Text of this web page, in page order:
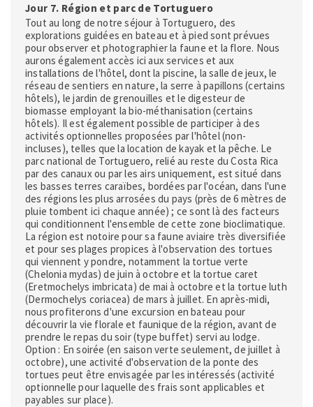
Jour 7. Région et parc de Tortuguero
Tout au long de notre séjour à Tortuguero, des
explorations guidées en bateau et à pied sont prévues
pour observer et photographier la faune et la flore. Nous
aurons également accès ici aux services et aux
installations de l'hôtel, dont la piscine, la salle de jeux, le
réseau de sentiers en nature, la serre à papillons (certains
hôtels), le jardin de grenouilles et le digesteur de
biomasse employant la bio-méthanisation (certains
hôtels). Il est également possible de participer à des
activités optionnelles proposées par l'hôtel (non-
incluses), telles que la location de kayak et la pêche. Le
parc national de Tortuguero, relié au reste du Costa Rica
par des canaux ou par les airs uniquement, est situé dans
les basses terres caraïbes, bordées par l'océan, dans l'une
des régions les plus arrosées du pays (près de 6 mètres de
pluie tombent ici chaque année) ; ce sont là des facteurs
qui conditionnent l'ensemble de cette zone bioclimatique.
La région est notoire pour sa faune aviaire très diversifiée
et pour ses plages propices à l'observation des tortues
qui viennent y pondre, notamment la tortue verte
(Chelonia mydas) de juin à octobre et la tortue caret
(Eretmochelys imbricata) de mai à octobre et la tortue luth
(Dermochelys coriacea) de mars à juillet. En après-midi,
nous profiterons d'une excursion en bateau pour
découvrir la vie florale et faunique de la région, avant de
prendre le repas du soir (type buffet) servi au lodge.
Option : En soirée (en saison verte seulement, de juillet à
octobre), une activité d'observation de la ponte des
tortues peut être envisagée par les intéressés (activité
optionnelle pour laquelle des frais sont applicables et
payables sur place).